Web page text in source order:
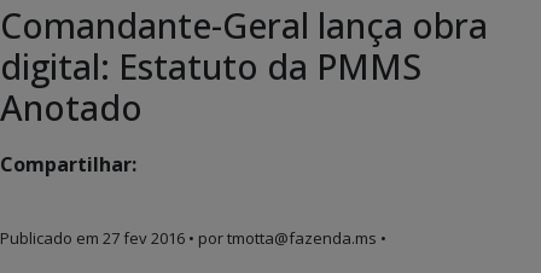
Comandante-Geral lança obra
digital: Estatuto da PMMS
Anotado
Compartilhar:
Publicado em 27 fev 2016 • por tmotta@fazenda.ms •